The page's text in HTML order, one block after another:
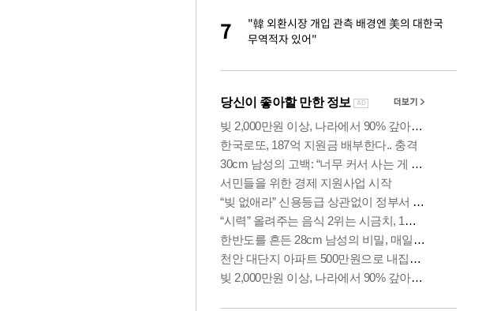
7
"韓 외환시장 개입 관측 배경엔 美의 대한국
무역적자 있어"